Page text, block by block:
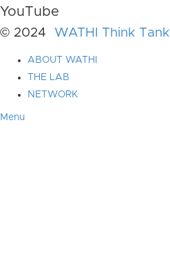
YouTube
© 2024 WATHI Think Tank
ABOUT WATHI
THE LAB
NETWORK
Menu